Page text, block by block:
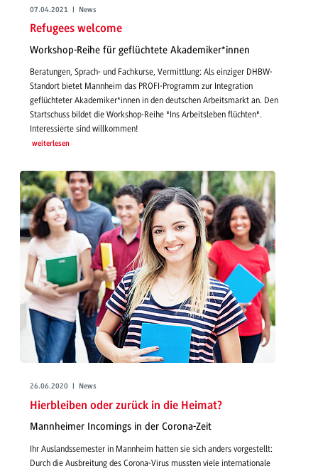
07.04.2021 | News
Refugees welcome
Workshop-Reihe für geflüchtete Akademiker*innen
Beratungen, Sprach- und Fachkurse, Vermittlung: Als einziger DHBW-
Standort bietet Mannheim das PROFI-Programm zur Integration
geflüchteter Akademiker*innen in den deutschen Arbeitsmarkt an. Den
Startschuss bildet die Workshop-Reihe "Ins Arbeitsleben flüchten".
Interessierte sind willkommen!
weiterlesen
26.06.2020 | News
Hierbleiben oder zurück in die Heimat?
Mannheimer Incomings in der Corona-Zeit
Ihr Auslandssemester in Mannheim hatten sie sich anders vorgestellt:
Durch die Ausbreitung des Corona-Virus mussten viele internationale